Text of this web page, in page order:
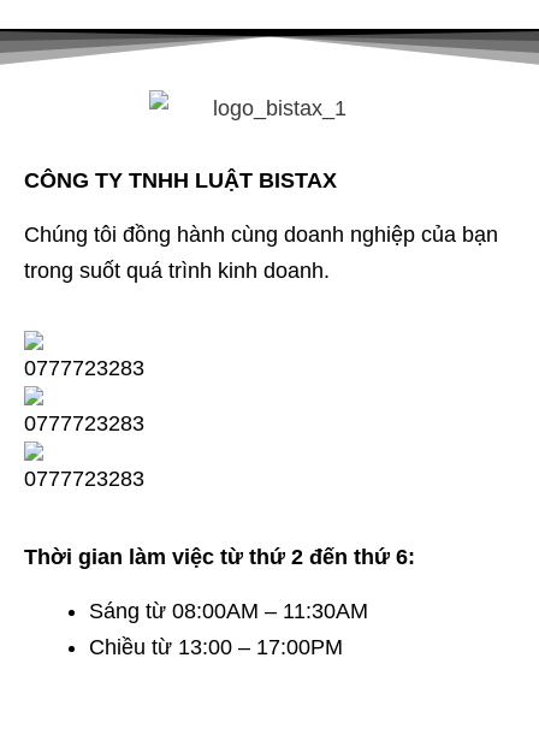
CÔNG TY TNHH LUẬT BISTAX
Chúng tôi đồng hành cùng doanh nghiệp của bạn
trong suốt quá trình kinh doanh.
Thời gian làm việc từ thứ 2 đến thứ 6:
Sáng từ 08:00AM – 11:30AM
Chiều từ 13:00 – 17:00PM